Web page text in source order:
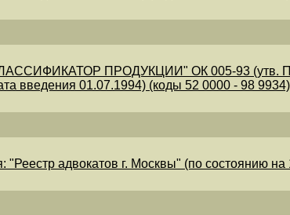
ПРОДУКЦИИ" ОК 005-93 (утв.
введения 01.07.1994) (коды 52 0000 - 98
адвокатов г. Москвы" (по состоянию на